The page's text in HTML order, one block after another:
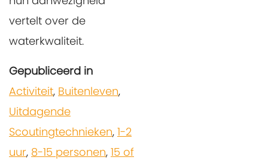
vertelt over de
waterkwaliteit.
Gepubliceerd in
Activiteit, Buitenleven,
Uitdagende
Scoutingtechnieken, 1-2
uur, 8-15 personen, 15 of